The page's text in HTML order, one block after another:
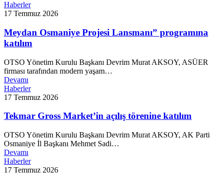
Haberler
17 Temmuz 2026
Meydan Osmaniye Projesi Lansmanı” programına
katılım
OTSO Yönetim Kurulu Başkanı Devrim Murat AKSOY, ASÜER
firması tarafından modern yaşam…
Devamı
Haberler
17 Temmuz 2026
Tekmar Gross Market’in açılış törenine katılım
OTSO Yönetim Kurulu Başkanı Devrim Murat AKSOY, AK Parti
Osmaniye İl Başkanı Mehmet Sadi…
Devamı
Haberler
17 Temmuz 2026